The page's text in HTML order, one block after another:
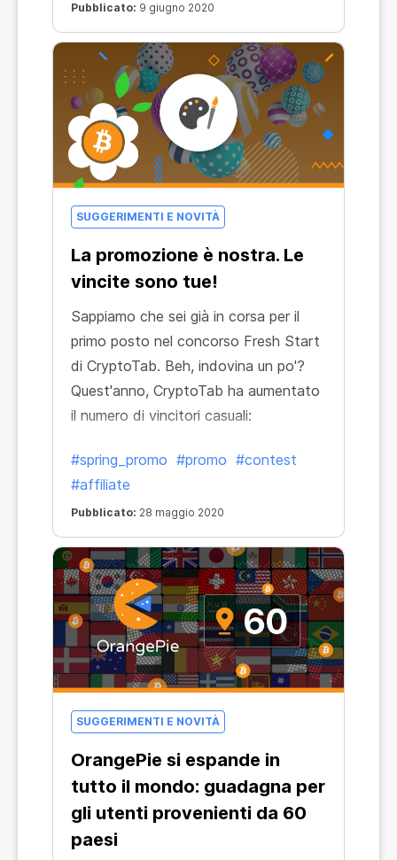
utenti mobile di CryptoTab e aumenta
le tue entrate, semplicemente così.
Pubblicato: 9 giugno 2020
SUGGERIMENTI E NOVITÀ
La promozione è nostra. Le
vincite sono tue!
Sappiamo che sei già in corsa per il
primo posto nel concorso Fresh Start
di CryptoTab. Beh, indovina un po'?
Quest'anno, CryptoTab ha aumentato
il numero di vincitori casuali:
#spring_promo #promo #contest
#affiliate
Pubblicato: 28 maggio 2020
SUGGERIMENTI E NOVITÀ
OrangePie si espande in
tutto il mondo: guadagna per
gli utenti provenienti da 60
paesi